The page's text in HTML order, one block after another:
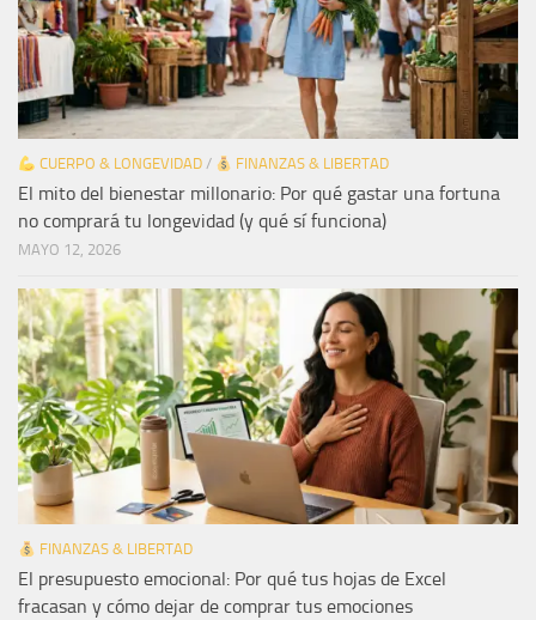
CUERPO & LONGEVIDAD/ FINANZAS & LIBERTAD
El mito del bienestar millonario: Por qué gastar una fortuna
no comprará tu longevidad (y qué sí funciona)
MAYO 12, 2026
FINANZAS & LIBERTAD
El presupuesto emocional: Por qué tus hojas de Excel
fracasan y cómo dejar de comprar tus emociones